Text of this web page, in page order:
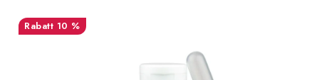
AQUARISTIK
10 %